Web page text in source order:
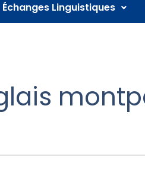
Échanges Linguistiques